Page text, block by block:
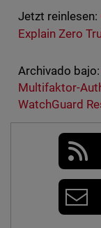
Jetzt reinlesen:
Explain Zero
Archivado bajo:
Multifaktor-
WatchGuard